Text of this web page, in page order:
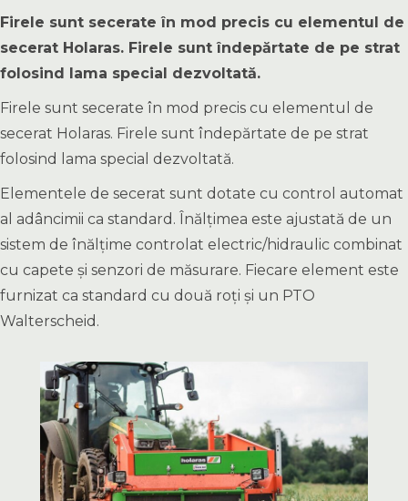
Firele sunt secerate în mod precis cu elementul de
secerat Holaras. Firele sunt îndepărtate de pe strat
folosind lama special dezvoltată.
Firele sunt secerate în mod precis cu elementul de
secerat Holaras. Firele sunt îndepărtate de pe strat
folosind lama special dezvoltată.
Elementele de secerat sunt dotate cu control automat
al adâncimii ca standard. Înălțimea este ajustată de un
sistem de înălțime controlat electric/hidraulic combinat
cu capete și senzori de măsurare. Fiecare element este
furnizat ca standard cu două roți și un PTO
Walterscheid.